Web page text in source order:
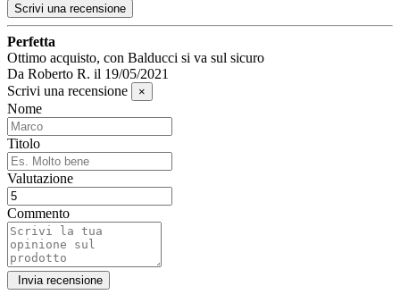
Scrivi una recensione
Perfetta
Ottimo acquisto, con Balducci si va sul sicuro
Da Roberto R. il 19/05/2021
Scrivi una recensione
×
Nome
Titolo
Valutazione
Commento